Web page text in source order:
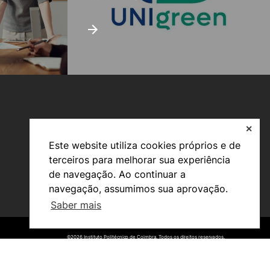
Este website utiliza cookies próprios e de
terceiros para melhorar sua experiência
de navegação. Ao continuar a
navegação, assumimos sua aprovação.
Saber mais
✕
©2026 Instituto Politécnico de Coimbra. Todos os direitos reservados.
Viver
Razões para escolher o IPC
Cultura
©2026 Instituto Politécnico de Coimbra. Todos os direitos reservados.